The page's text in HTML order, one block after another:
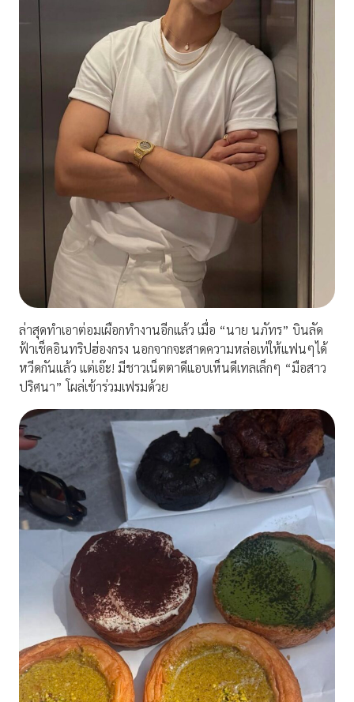
ล่าสุดทำเอาต่อมเผือกทำงานอีกแล้ว เมื่อ “นาย นภัทร” บินลัด
ฟ้าเช็คอินทริปฮ่องกรง นอกจากจะสาดความหล่อเท่ให้แฟนๆได้
หวีดกันแล้ว แต่เอ๊ะ! มีชาวเน็ตตาดีแอบเห็นดีเทลเล็กๆ “มือสาว
ปริศนา” โผล่เข้าร่วมเฟรมด้วย